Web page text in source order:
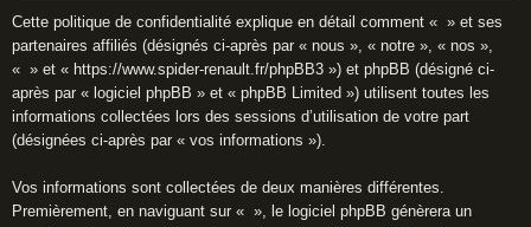
Cette politique de confidentialité explique en détail comment « » et ses
partenaires affiliés (désignés ci-après par « nous », « notre », « nos »,
« » et « https://www.spider-renault.fr/phpBB3 ») et phpBB (désigné ci-
après par « logiciel phpBB » et « phpBB Limited ») utilisent toutes les
informations collectées lors des sessions d’utilisation de votre part
(désignées ci-après par « vos informations »).
Vos informations sont collectées de deux manières différentes.
Premièrement, en naviguant sur « », le logiciel phpBB génèrera un